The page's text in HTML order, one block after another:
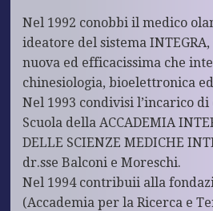
Nel 1992 conobbi il medico
ideatore del sistema
nuova ed efficacissima che
chinesiologia, bioelettronica
Nel 1993 condivisi l’incarico
Scuola della ACCADEMIA
DELLE SCIENZE MEDICHE
dr.sse Balconi e Moreschi.
Nel 1994 contribuii alla
(Accademia per la Ricerca e